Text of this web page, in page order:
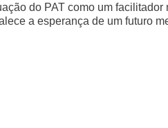
do PAT como um
a esperança de um futuro